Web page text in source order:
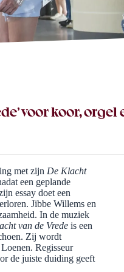
voor koor,
met zijn De Klacht
een geplande
essay doet een
Jibbe Willems en
In de muziek
van de Vrede is een
Zij wordt
Regisseur
de juiste duiding geeft